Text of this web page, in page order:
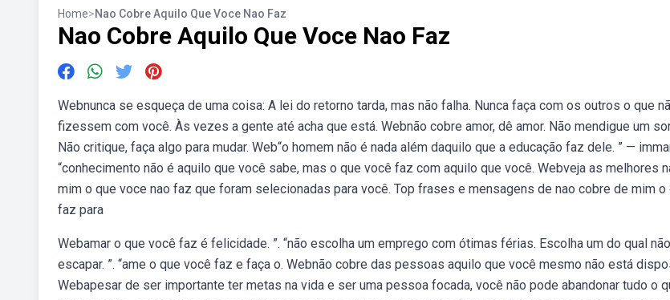
Home>Nao Cobre Aquilo Que Voce Nao Faz
Nao Cobre Aquilo Que Voce Nao Faz
Webnunca se esqueça de uma coisa: A lei do retorno tarda, mas não falha. Nunca faça com os outros o que
fizessem com você. Às vezes a gente até acha que está. Webnão cobre amor, dê amor. Não mendigue um
Não critique, faça algo para mudar. Web“o homem não é nada além daquilo que a educação faz dele. ” —
“conhecimento não é aquilo que você sabe, mas o que você faz com aquilo que você. Webveja as melhores
mim o que voce nao faz que foram selecionadas para você. Top frases e mensagens de nao cobre de mim o
faz para
Webamar o que você faz é felicidade. ”. “não escolha um emprego com ótimas férias. Escolha um do qual
escapar. ”. “ame o que você faz e faça o. Webnão cobre das pessoas aquilo que você mesmo não está
Webapesar de ser importante ter metas na vida e ser uma pessoa focada, você não pode abandonar tudo o